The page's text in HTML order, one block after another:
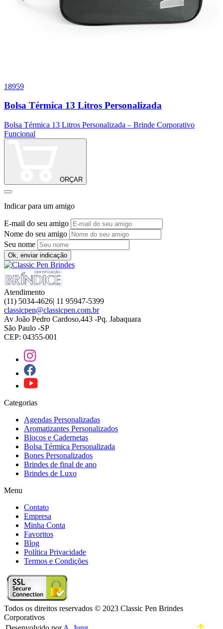
18959
Bolsa Térmica 13 Litros Personalizada
Bolsa Térmica 13 Litros Personalizada – Brinde Corporativo
Funcional
ORÇAR
Indicar para um amigo
E-mail do seu amigo
Nome do seu amigo
Seu nome
Ok, enviar indicação
Atendimento
(11) 5034-4626| 11 95947-5399
classicpen@classicpen.com.br
Av João Pedro Cardoso,443 -Pq. Jabaquara
São Paulo -SP
CEP: 04355-001
Categorias
Agendas Personalizadas
Aromatizantes Personalizados
Blocos e Cadernetas
Bolsa Térmica Personalizada
Bones Personalizados
Brindes de final de ano
Brindes de Luxo
Menu
Contato
Empresa
Minha Conta
Favoritos
Blog
Política Privacidade
Termos e Condições
Todos os direitos reservados © 2023 Classic Pen Brindes
Corporativos